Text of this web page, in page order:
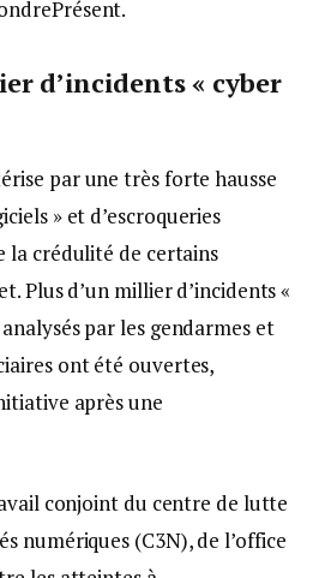
d’incidents « cyber
par une très forte hausse
» et d’escroqueries
la crédulité de certains
Plus d’un millier d’incidents «
par les gendarmes et
ont été ouvertes,
après une
conjoint du centre de lutte
numériques (C3N), de l’office